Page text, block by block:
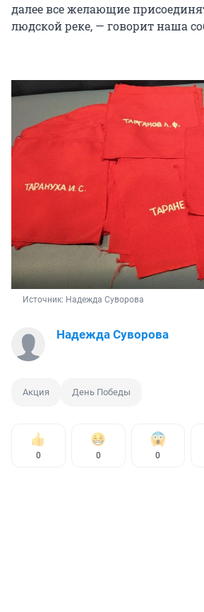
далее все желающие
людской реке, — говорит наша
Источник: Надежда Суворова
Надежда Суворова
Акция День Победы
0 0 0